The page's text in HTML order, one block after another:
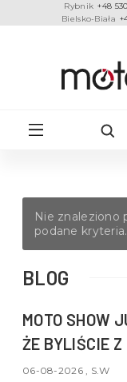
Rybnik +48
Bielsko-Biała
Nie znaleziono
podane kryteria.
BLOG
MOTO SHOW
ŻE BYLIŚCIE Z
06-08-2026 , S.W